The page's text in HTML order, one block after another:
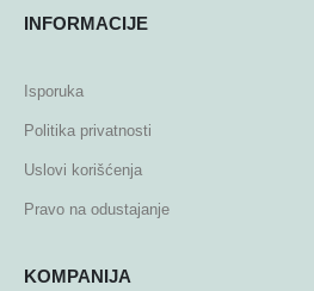
INFORMACIJE
Isporuka
Politika privatnosti
Uslovi korišćenja
Pravo na odustajanje
KOMPANIJA